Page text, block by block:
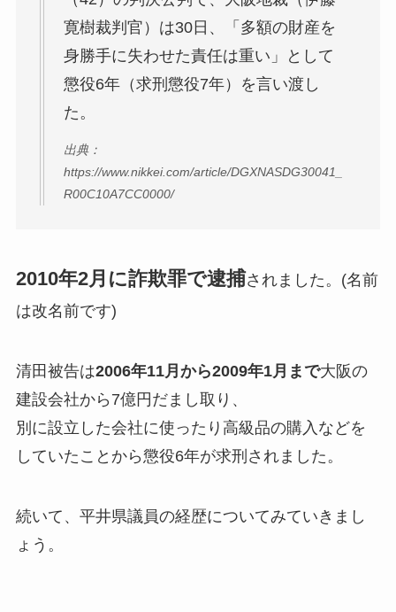
寛樹裁判官）は30日、「多額の財産を
身勝手に失わせた責任は重い」として
懲役6年（求刑懲役7年）を言い渡し
た。
出典：
https://www.nikkei.com/article/DGXNASDG30041_
R00C10A7CC0000/
2010年2月に詐欺罪で逮捕されました。(名前
は改名前です)
清田被告は2006年11月から2009年1月まで大阪の
建設会社から7億円だまし取り、
別に設立した会社に使ったり高級品の購入などを
していたことから懲役6年が求刑されました。
続いて、平井県議員の経歴についてみていきまし
ょう。